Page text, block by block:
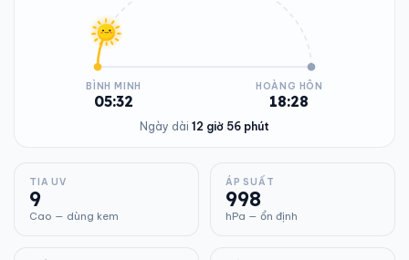
BÌNH MINH
05:32
HOÀNG HÔN
18:28
Ngày dài 12 giờ 56 phút
TIA UV
9
Cao — dùng kem
ÁP SUẤT
998
hPa — ổn định